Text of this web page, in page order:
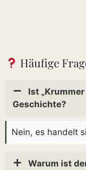
Häufige
Geschichte?
Nein, es handelt
Warum ist der Hund so wichtig für die